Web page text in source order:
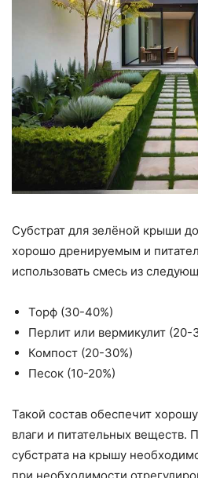
Субстрат для зелёной крыши
хорошо дренируемым и
использовать смесь из
Торф (30-40%)
Перлит или вермикулит (20-
Компост (20-30%)
Песок (10-20%)
Такой состав обеспечит
влаги и питательных веществ.
субстрата на крышу